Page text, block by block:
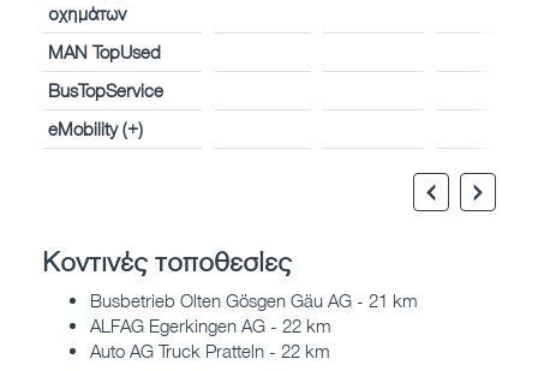
οχημάτων
MAN TopUsed
BusTopService
eMobility (+)
Κοντινές τοποθεσίες
Busbetrieb Olten Gösgen Gäu AG - 21 km
ALFAG Egerkingen AG - 22 km
Auto AG Truck Pratteln - 22 km